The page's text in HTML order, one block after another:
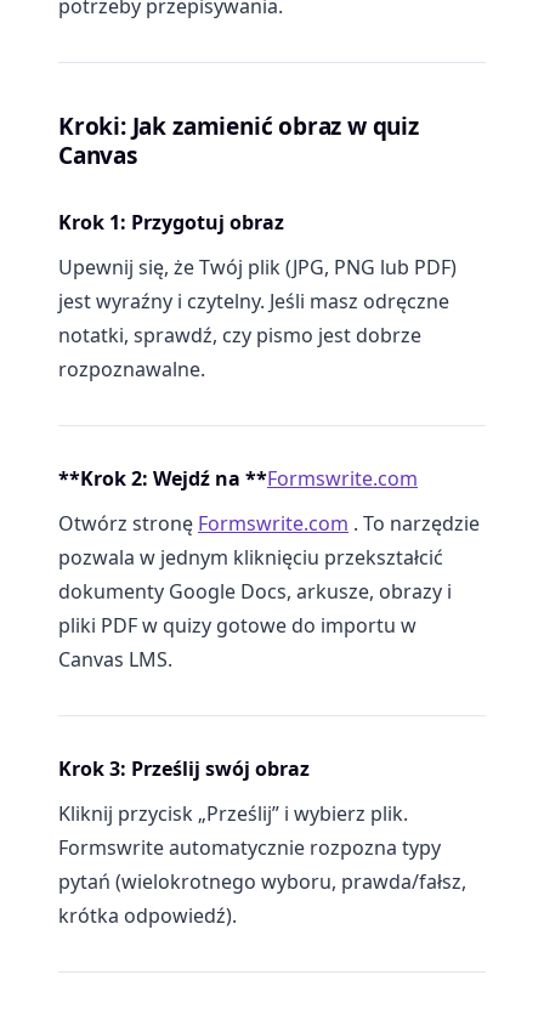
potrzeby przepisywania.
Kroki: Jak zamienić obraz w quiz
Canvas
Krok 1: Przygotuj obraz
Upewnij się, że Twój plik (JPG, PNG lub PDF)
jest wyraźny i czytelny. Jeśli masz odręczne
notatki, sprawdź, czy pismo jest dobrze
rozpoznawalne.
**Krok 2: Wejdź na **Formswrite.com
Otwórz stronę Formswrite.com . To narzędzie
pozwala w jednym kliknięciu przekształcić
dokumenty Google Docs, arkusze, obrazy i
pliki PDF w quizy gotowe do importu w
Canvas LMS.
Krok 3: Prześlij swój obraz
Kliknij przycisk „Prześlij” i wybierz plik.
Formswrite automatycznie rozpozna typy
pytań (wielokrotnego wyboru, prawda/fałsz,
krótka odpowiedź).